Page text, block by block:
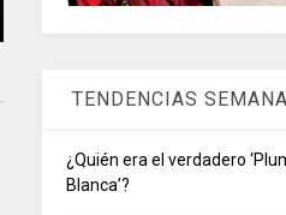
TENDENCIAS
¿Quién era el verdadero
Blanca’?